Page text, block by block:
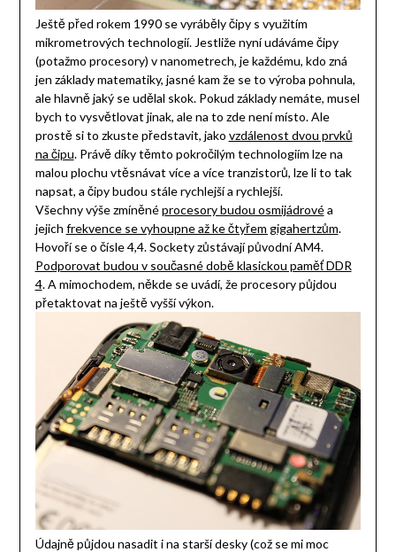
Ještě před rokem 1990 se vyráběly čipy s využitím
mikrometrových technologií. Jestliže nyní udáváme čipy
(potažmo procesory) v nanometrech, je každému, kdo zná
jen základy matematiky, jasné kam že se to výroba pohnula,
ale hlavně jaký se udělal skok. Pokud základy nemáte, musel
bych to vysvětlovat jinak, ale na to zde není místo. Ale
prostě si to zkuste představit, jako vzdálenost dvou prvků
na čipu. Právě díky těmto pokročilým technologiím lze na
malou plochu vtěsnávat více a více tranzistorů, lze li to tak
napsat, a čipy budou stále rychlejší a rychlejší.
Všechny výše zmíněnéprocesory budou osmijádrovéa
jejich frekvence se vyhoupne až ke čtyřem gigahertzům.
Hovoří se o čísle 4,4. Sockety zůstávají původní AM4.
Podporovat budou v současné době klasickou paměť DDR
4. A mimochodem, někde se uvádí, že procesory půjdou
přetaktovat na ještě vyšší výkon.
Údajně půjdou nasadit i na starší desky (což se mi moc